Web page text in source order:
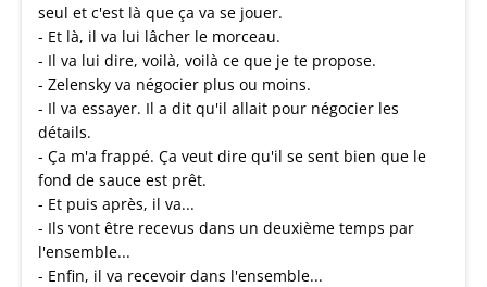
seul et c'est là que ça va se jouer.
- Et là, il va lui lâcher le morceau.
- Il va lui dire, voilà, voilà ce que je te propose.
- Zelensky va négocier plus ou moins.
- Il va essayer. Il a dit qu'il allait pour négocier les
détails.
- Ça m'a frappé. Ça veut dire qu'il se sent bien que le
fond de sauce est prêt.
- Et puis après, il va...
- Ils vont être recevus dans un deuxième temps par
l'ensemble...
- Enfin, il va recevoir dans l'ensemble...